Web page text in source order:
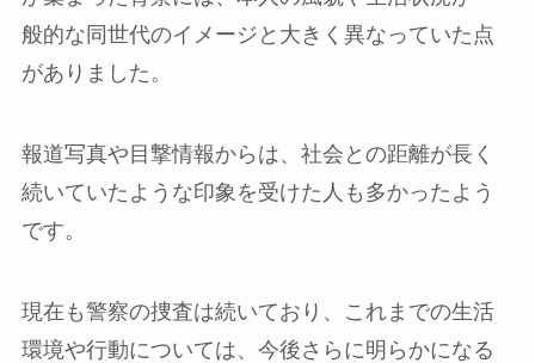
般的な同世代のイメージと大きく異なっていた点
がありました。
報道写真や目撃情報からは、社会との距離が長く
続いていたような印象を受けた人も多かったよう
です。
現在も警察の捜査は続いており、これまでの生活
環境や行動については、今後さらに明らかになる